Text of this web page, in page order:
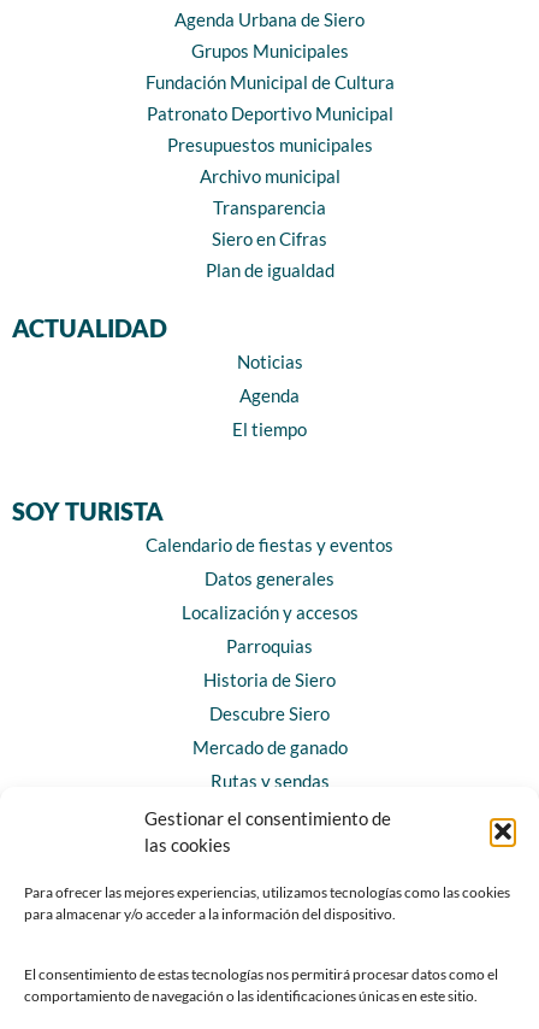
Gestionar el consentimiento de
las cookies
Para ofrecer las mejores experiencias, utilizamos tecnologías como las cookies
para almacenar y/o acceder a la información del dispositivo.
El consentimiento de estas tecnologías nos permitirá procesar datos como el
comportamiento de navegación o las identificaciones únicas en este sitio.
Agenda Urbana de Siero
Grupos Municipales
Fundación Municipal de Cultura
Patronato Deportivo Municipal
Presupuestos municipales
Archivo municipal
Transparencia
Siero en Cifras
Plan de igualdad
ACTUALIDAD
Noticias
Agenda
El tiempo
SOY TURISTA
Calendario de fiestas y eventos
Datos generales
Localización y accesos
Parroquias
Historia de Siero
Descubre Siero
Mercado de ganado
Rutas y sendas
Horarios y contacto
Teléfonos de interés
Chatbot Siero